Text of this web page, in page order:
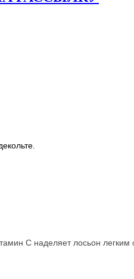
С наделяет лосьон